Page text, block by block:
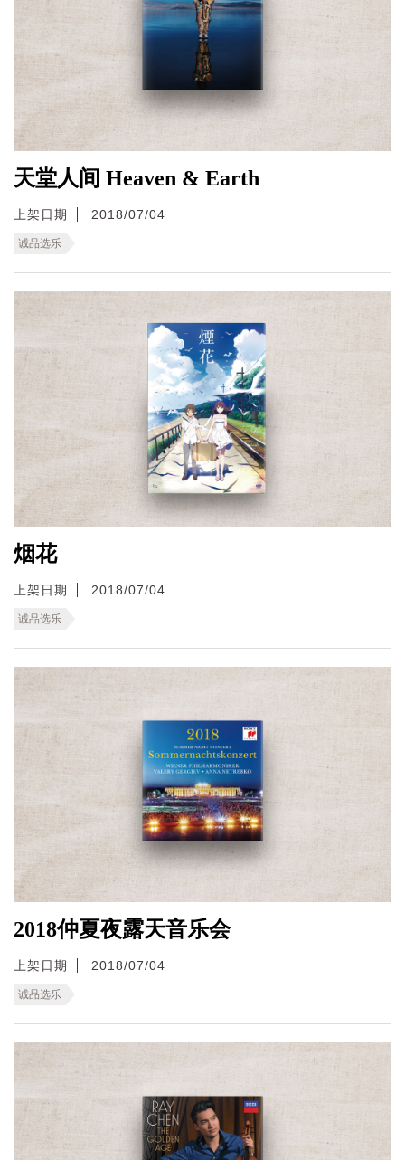
天堂人间 Heaven & Earth
上架日期 2018/07/04
诚品选乐
烟花
上架日期 2018/07/04
诚品选乐
2018仲夏夜露天音乐会
上架日期 2018/07/04
诚品选乐